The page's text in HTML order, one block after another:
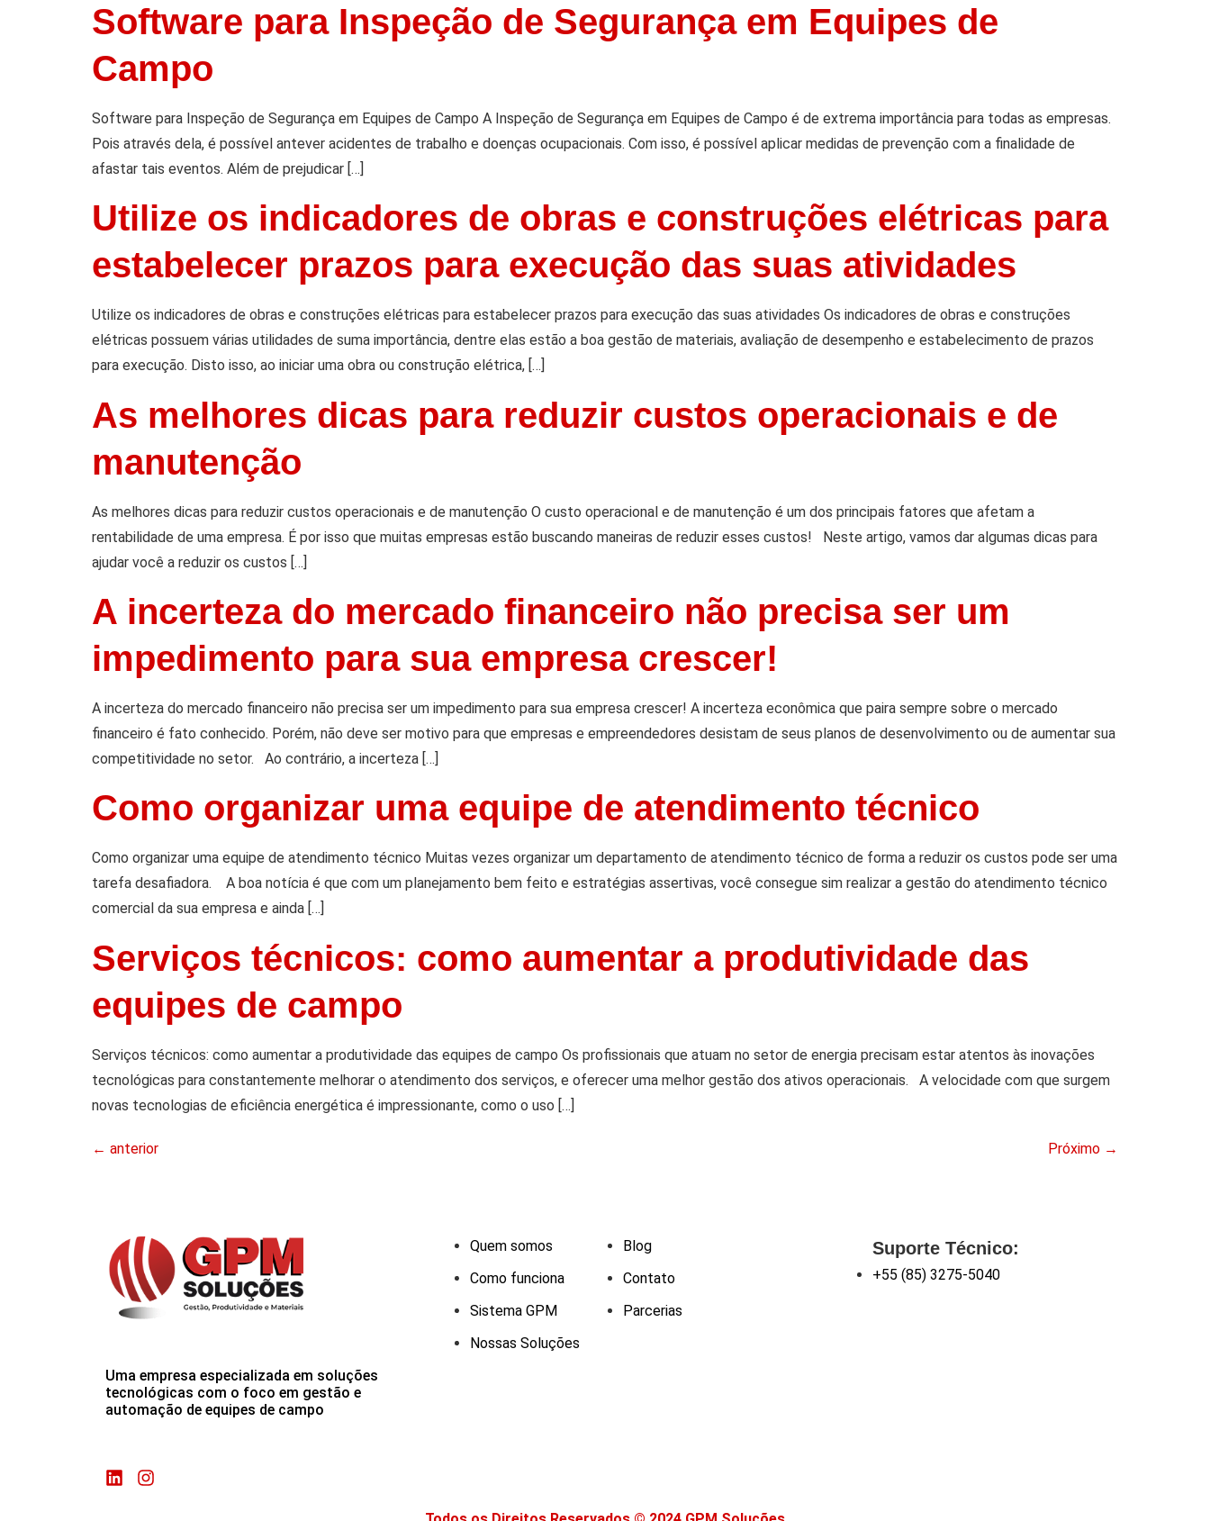
Software para Inspeção de Segurança em Equipes de
Campo
Software para Inspeção de Segurança em Equipes de Campo A Inspeção de Segurança em Equipes de Campo é de extrema importância para todas as empresas.
Pois através dela, é possível antever acidentes de trabalho e doenças ocupacionais. Com isso, é possível aplicar medidas de prevenção com a finalidade de
afastar tais eventos. Além de prejudicar […]
Utilize os indicadores de obras e construções elétricas para
estabelecer prazos para execução das suas atividades
Utilize os indicadores de obras e construções elétricas para estabelecer prazos para execução das suas atividades Os indicadores de obras e construções
elétricas possuem várias utilidades de suma importância, dentre elas estão a boa gestão de materiais, avaliação de desempenho e estabelecimento de prazos
para execução. Disto isso, ao iniciar uma obra ou construção elétrica, […]
As melhores dicas para reduzir custos operacionais e de
manutenção
As melhores dicas para reduzir custos operacionais e de manutenção O custo operacional e de manutenção é um dos principais fatores que afetam a
rentabilidade de uma empresa. É por isso que muitas empresas estão buscando maneiras de reduzir esses custos! Neste artigo, vamos dar algumas dicas para
ajudar você a reduzir os custos […]
A incerteza do mercado financeiro não precisa ser um
impedimento para sua empresa crescer!
A incerteza do mercado financeiro não precisa ser um impedimento para sua empresa crescer! A incerteza econômica que paira sempre sobre o mercado
financeiro é fato conhecido. Porém, não deve ser motivo para que empresas e empreendedores desistam de seus planos de desenvolvimento ou de aumentar sua
competitividade no setor. Ao contrário, a incerteza […]
Como organizar uma equipe de atendimento técnico
Como organizar uma equipe de atendimento técnico Muitas vezes organizar um departamento de atendimento técnico de forma a reduzir os custos pode ser uma
tarefa desafiadora. A boa notícia é que com um planejamento bem feito e estratégias assertivas, você consegue sim realizar a gestão do atendimento técnico
comercial da sua empresa e ainda […]
Serviços técnicos: como aumentar a produtividade das
equipes de campo
Serviços técnicos: como aumentar a produtividade das equipes de campo Os profissionais que atuam no setor de energia precisam estar atentos às inovações
tecnológicas para constantemente melhorar o atendimento dos serviços, e oferecer uma melhor gestão dos ativos operacionais. A velocidade com que surgem
novas tecnologias de eficiência energética é impressionante, como o uso […]
← anterior Próximo →
Uma empresa especializada em soluções
tecnológicas com o foco em gestão e
automação de equipes de campo
Quem somos
Como funciona
Sistema GPM
Nossas Soluções
Blog
Contato
Parcerias
Suporte Técnico:
+55 (85) 3275-5040